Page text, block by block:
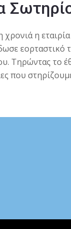
χρονιά η
εορταστικό
Τηρώντας το
που